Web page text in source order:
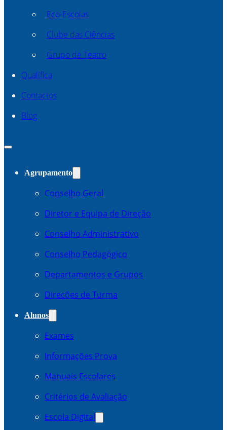
Eco-Escolas
Clube das Ciências
Grupo de Teatro
Qualifica
Contactos
Blog
Agrupamento
Conselho Geral
Diretor e Equipa de Direção
Conselho Administrativo
Conselho Pedagógico
Departamentos e Grupos
Direcões de Turma
Alunos
Exames
Informações Prova
Manuais Escolares
Critérios de Avaliação
Escola Digital